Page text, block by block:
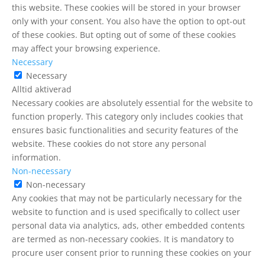
this website. These cookies will be stored in your browser
only with your consent. You also have the option to opt-out
of these cookies. But opting out of some of these cookies
may affect your browsing experience.
Necessary
Necessary
Alltid aktiverad
Necessary cookies are absolutely essential for the website to
function properly. This category only includes cookies that
ensures basic functionalities and security features of the
website. These cookies do not store any personal
information.
Non-necessary
Non-necessary
Any cookies that may not be particularly necessary for the
website to function and is used specifically to collect user
personal data via analytics, ads, other embedded contents
are termed as non-necessary cookies. It is mandatory to
procure user consent prior to running these cookies on your